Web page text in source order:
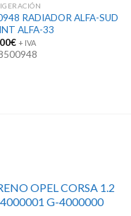
RADIADOR ALFA-SUD
ALFA-33
€ + IVA
OPEL CORSA 1.2
G-4000000